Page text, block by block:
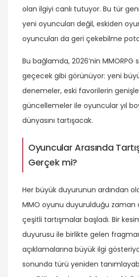
olan ilgiyi canlı tutuyor. Bu tür
yeni oyuncuları değil, eskiden
oyuncuları da geri çekebilme
Bu bağlamda, 2026’nin MMORPG
geçecek gibi görünüyor: yeni
denemeler, eski favorilerin
güncellemeler ile oyuncular yıl
dünyasını tartışacak.
Oyuncular Arasında
Gerçek mi?
Her büyük duyurunun ardından
MMO oyunu duyurulduğu zaman
çeşitli tartışmalar başladı. Bir
duyurusu ile birlikte gelen
açıklamalarına büyük ilgi
sonunda türü yeniden